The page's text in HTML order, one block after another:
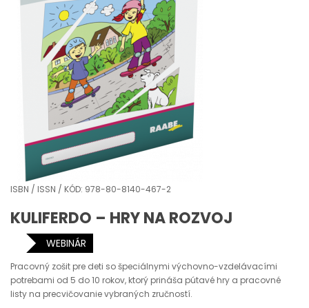
ISBN / ISSN / KÓD: 978-80-8140-467-2
KULIFERDO – HRY NA ROZVOJ
WEBINÁR
Pracovný zošit pre deti so špeciálnymi výchovno-vzdelávacími
potrebami od 5 do 10 rokov, ktorý prináša pútavé hry a pracovné
listy na precvičovanie vybraných zručností.